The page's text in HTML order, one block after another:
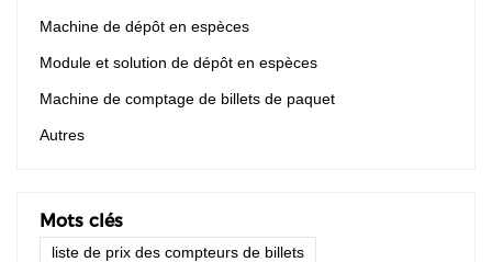
Machine de dépôt en espèces
Module et solution de dépôt en espèces
Machine de comptage de billets de paquet
Autres
Mots clés
liste de prix des compteurs de billets